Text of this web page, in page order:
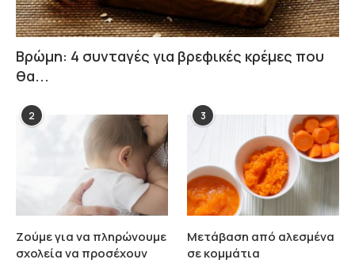
Βρώμη: 4 συνταγές για βρεφικές κρέμες που
θα...
2
Ζούμε για να πληρώνουμε
σχολεία να προσέχουν
3
Μετάβαση από αλεσμένα
σε κομμάτια